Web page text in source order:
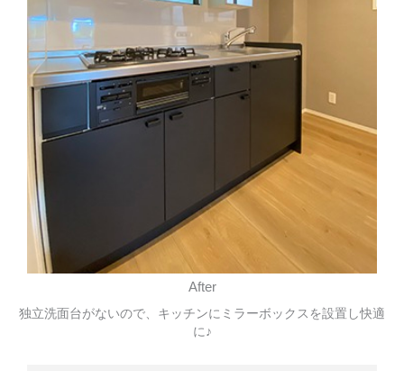
After
独立洗面台がないので、キッチンにミラーボックスを設置し快適
に♪